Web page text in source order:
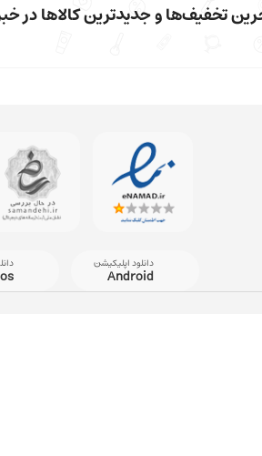
تخفیف‌ها و جدیدترین کالاها در
دانلود اپلیکیشن
Android